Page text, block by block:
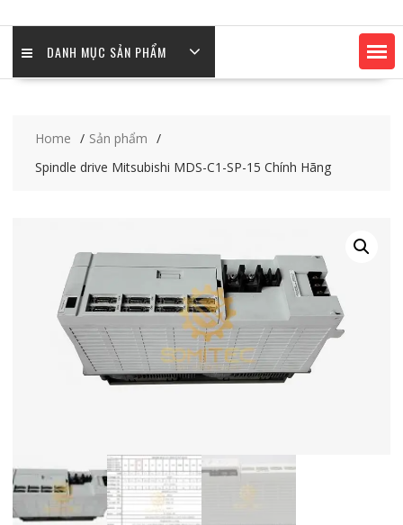
DANH MỤC SẢN PHẨM
Home
Sản phẩm
Spindle drive Mitsubishi MDS-C1-SP-15 Chính Hãng